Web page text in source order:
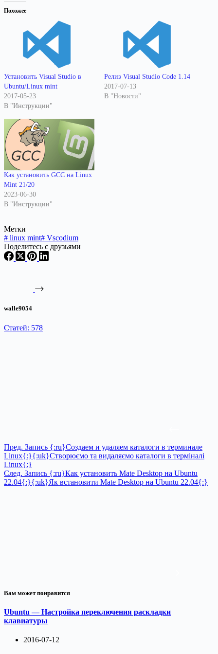
Похожее
Установить Visual Studio в
Ubuntu/Linux mint
2017-05-23
В "Инструкции"
Релиз Visual Studio Code 1.14
2017-07-13
В "Новости"
Как установить GCC на Linux
Mint 21/20
2023-06-30
В "Инструкции"
Метки
# linux mint# Vscodium
Поделитесь с друзьями
walle9054
Статей: 578
Пред. Запись {:ru}Создаем и удаляем каталоги в терминале
Linux{:}{:uk}Створюємо та видаляємо каталоги в терміналі
Linux{:}
След. Запись {:ru}Как установить Mate Desktop на Ubuntu
22.04{:}{:uk}Як встановити Mate Desktop на Ubuntu 22.04{:}
Вам может понравится
Ubuntu — Настройка переключения раскладки
клавиатуры
2016-07-12